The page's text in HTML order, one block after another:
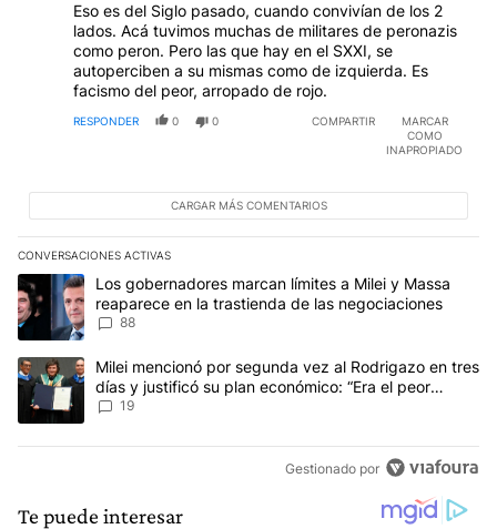
Eso es del Siglo pasado, cuando convivían de los 2
lados. Acá tuvimos muchas de militares de peronazis
como peron. Pero las que hay en el SXXI, se
autoperciben a su mismas como de izquierda. Es
facismo del peor, arropado de rojo.
RESPONDER 0 0 COMPARTIR
MARCAR
COMO
INAPROPIADO
CARGAR MÁS COMENTARIOS
CONVERSACIONES ACTIVAS
Este listado muestra los artículos con más comentarios en los
Un artículo de tendencia con el título "Los gobernadores
Los gobernadores marcan límites a Milei y Massa
reaparece en la trastienda de las negociaciones
88
Un artículo de tendencia con el título "Milei mencionó por
Milei mencionó por segunda vez al Rodrigazo en tres
días y justificó su plan económico: “Era el peor
escenario posible”
19
Gestionado por